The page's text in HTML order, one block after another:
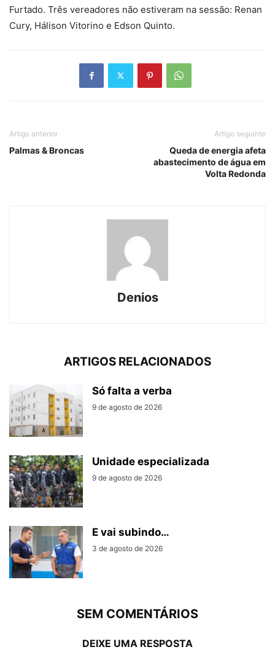
Furtado. Três vereadores não estiveram na sessão: Renan
Cury, Hálison Vitorino e Edson Quinto.
Artigo anterior
Palmas & Broncas
Artigo seguinte
Queda de energia afeta
abastecimento de água em
Volta Redonda
Denios
ARTIGOS RELACIONADOS
Só falta a verba
9 de agosto de 2026
Unidade especializada
9 de agosto de 2026
E vai subindo…
3 de agosto de 2026
SEM COMENTÁRIOS
DEIXE UMA RESPOSTA